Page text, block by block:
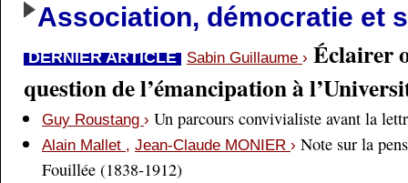
Association, démocratie et
DERNIER ARTICLE Sabin Guillaume › Éclairer
question de l’émancipation à
Guy Roustang › Un parcours convivialiste avant la
Alain Mallet , Jean-Claude MONIER › Note sur la
Fouillée (1838-1912)